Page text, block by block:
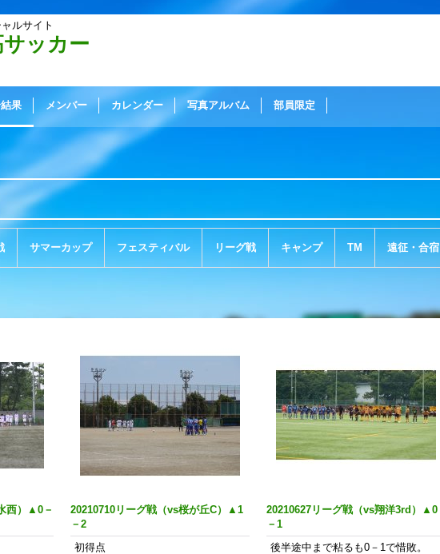
ルサイト
ッカー
果 メンバー カレンダー 写真アルバム 部員限定
サマーカップ フェスティバル リーグ戦 キャンプ TM 遠征・合宿
西）▲0－
20210710リーグ戦（vs桜が丘C）▲1
－2
初得点
20210627リーグ戦（vs翔洋3rd）▲0
－1
後半途中まで粘るも0－1で惜敗。